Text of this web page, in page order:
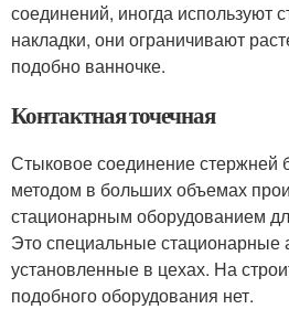
соединений, иногда используют
накладки, они ограничивают
подобно ванночке.
Контактная точечная
Стыковое соединение стержней
методом в больших объемах
стационарным оборудованием
Это специальные стационарные
установленные в цехах. На
подобного оборудования нет.